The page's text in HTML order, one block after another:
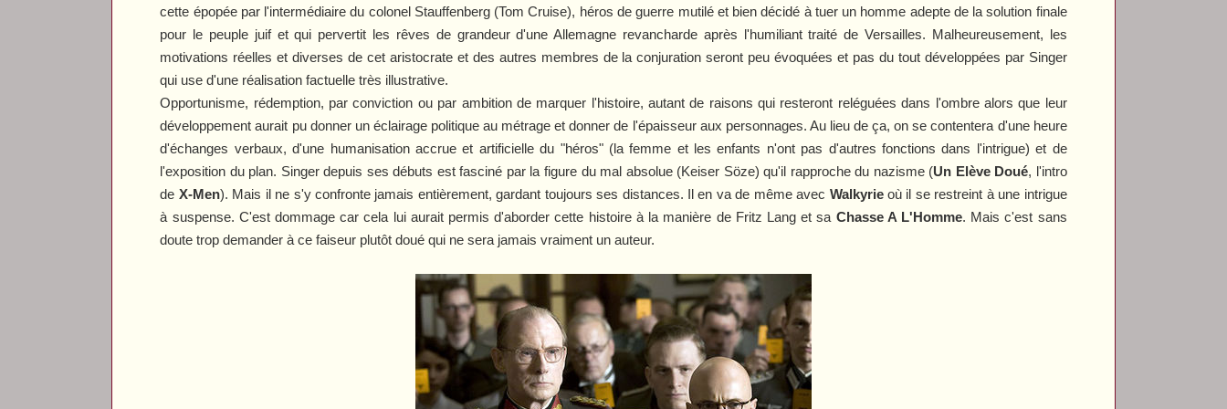
cette épopée par l'intermédiaire du colonel Stauffenberg (Tom Cruise), héros de guerre mutilé et bien décidé à tuer un homme adepte de la solution finale
pour le peuple juif et qui pervertit les rêves de grandeur d'une Allemagne revancharde après l'humiliant traité de Versailles. Malheureusement, les
motivations réelles et diverses de cet aristocrate et des autres membres de la conjuration seront peu évoquées et pas du tout développées par Singer
qui use d'une réalisation factuelle très illustrative.
Opportunisme, rédemption, par conviction ou par ambition de marquer l'histoire, autant de raisons qui resteront reléguées dans l'ombre alors que leur
développement aurait pu donner un éclairage politique au métrage et donner de l'épaisseur aux personnages. Au lieu de ça, on se contentera d'une heure
d'échanges verbaux, d'une humanisation accrue et artificielle du "héros" (la femme et les enfants n'ont pas d'autres fonctions dans l'intrigue) et de
l'exposition du plan. Singer depuis ses débuts est fasciné par la figure du mal absolue (Keiser Söze) qu'il rapproche du nazisme (Un Elève Doué, l'intro
de X-Men). Mais il ne s'y confronte jamais entièrement, gardant toujours ses distances. Il en va de même avec Walkyrieoù il se restreint à une intrigue
à suspense. C'est dommage car cela lui aurait permis d'aborder cette histoire à la manière de Fritz Lang et sa Chasse A L'Homme. Mais c'est sans
doute trop demander à ce faiseur plutôt doué qui ne sera jamais vraiment un auteur.